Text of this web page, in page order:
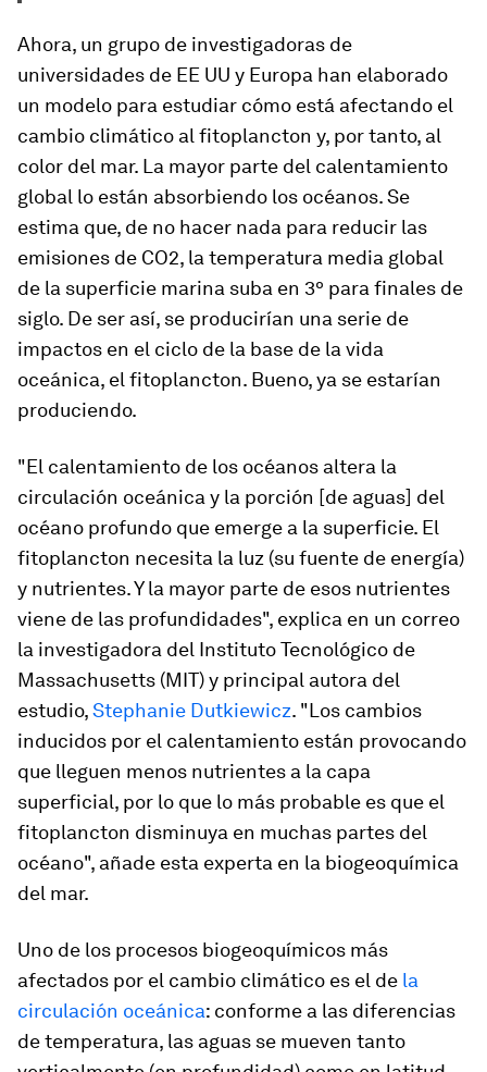
Ahora, un grupo de investigadoras de
universidades de EE UU y Europa han elaborado
un modelo para estudiar cómo está afectando el
cambio climático al fitoplancton y, por tanto, al
color del mar. La mayor parte del calentamiento
global lo están absorbiendo los océanos. Se
estima que, de no hacer nada para reducir las
emisiones de CO2, la temperatura media global
de la superficie marina suba en 3º para finales de
siglo. De ser así, se producirían una serie de
impactos en el ciclo de la base de la vida
oceánica, el fitoplancton. Bueno, ya se estarían
produciendo.
"El calentamiento de los océanos altera la
circulación oceánica y la porción [de aguas] del
océano profundo que emerge a la superficie. El
fitoplancton necesita la luz (su fuente de energía)
y nutrientes. Y la mayor parte de esos nutrientes
viene de las profundidades", explica en un correo
la investigadora del Instituto Tecnológico de
Massachusetts (MIT) y principal autora del
estudio,Stephanie Dutkiewicz. "Los cambios
inducidos por el calentamiento están provocando
que lleguen menos nutrientes a la capa
superficial, por lo que lo más probable es que el
fitoplancton disminuya en muchas partes del
océano", añade esta experta en la biogeoquímica
del mar.
Uno de los procesos biogeoquímicos más
afectados por el cambio climático es el de la
circulación oceánica: conforme a las diferencias
de temperatura, las aguas se mueven tanto